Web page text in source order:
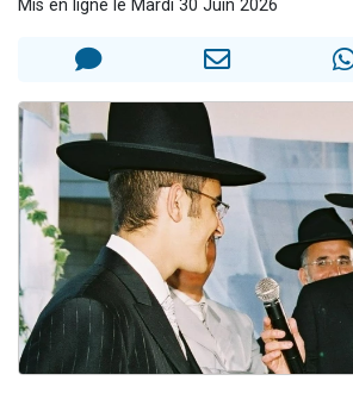
12 nouvelles musiques
Mis en ligne le Mardi 30 Juin 2026